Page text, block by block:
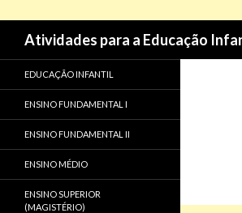
Atividades para a Educação
EDUCAÇÃO INFANTIL
ENSINO FUNDAMENTAL I
ENSINO FUNDAMENTAL II
ENSINO MÉDIO
ENSINO SUPERIOR
(MAGISTÉRIO)